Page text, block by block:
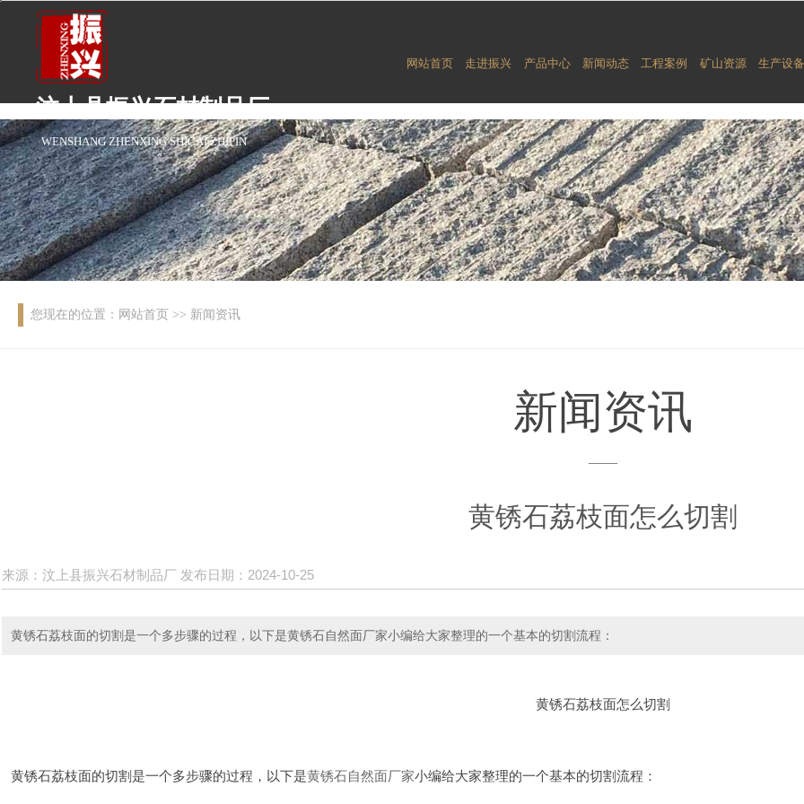
汶上县振兴石材制品厂
WENSHANG ZHENXING SHICAI ZHIPIN
网站首页 走进振兴 产品中心 新闻动态 工程案例 矿山资源 生产设备
您现在的位置： 网站首页 >> 新闻资讯
新闻资讯
——
黄锈石荔枝面怎么切割
来源：汶上县振兴石材制品厂 发布日期：2024-10-25
黄锈石荔枝面的切割是一个多步骤的过程，以下是黄锈石自然面厂家小编给大家整理的一个基本的切割流程：
黄锈石荔枝面怎么切割
黄锈石荔枝面的切割是一个多步骤的过程，以下是黄锈石自然面厂家小编给大家整理的一个基本的切割流程：